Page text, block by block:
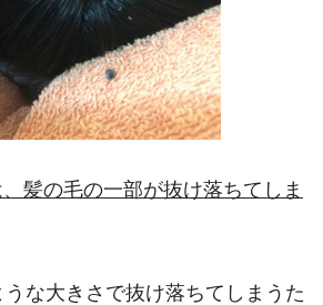
、髪の毛の一部が抜け落ちてしま
うな大きさで抜け落ちてしまうた